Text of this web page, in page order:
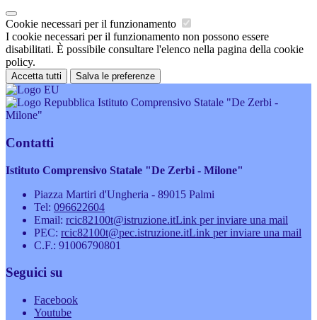
Cookie necessari per il funzionamento
I cookie necessari per il funzionamento non possono essere
disabilitati. È possibile consultare l'elenco nella pagina della cookie
policy.
Accetta tutti Salva le preferenze
Istituto Comprensivo Statale "De Zerbi -
Milone"
Contatti
Istituto Comprensivo Statale "De Zerbi - Milone"
Piazza Martiri d'Ungheria - 89015 Palmi
Tel: 096622604
Email: rcic82100t@istruzione.itLink per inviare una mail
PEC: rcic82100t@pec.istruzione.itLink per inviare una mail
C.F.: 91006790801
Seguici su
Facebook
Youtube